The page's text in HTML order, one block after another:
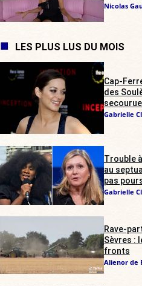
Nicolas
LES PLUS LUS DU MOIS
Cap-
des
Gabrielle
Trouble
au
pas
Gabrielle
Rave-
Sèvres :
fronts
Alienor de